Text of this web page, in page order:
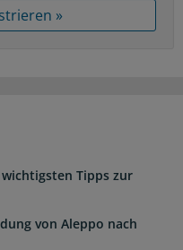
»
Tipps zur
von Aleppo nach